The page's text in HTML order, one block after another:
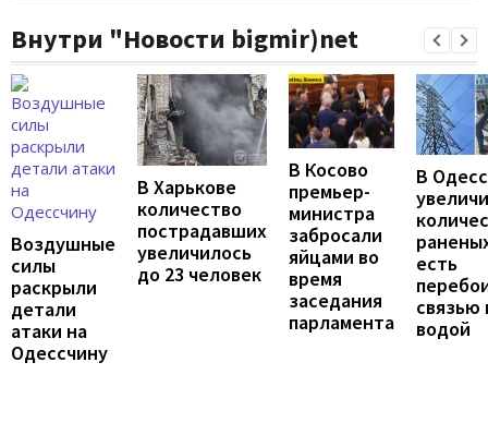
Внутри "Новости bigmir)net
Воздушные
силы
раскрыли
детали
атаки на
Одессчину
В Харькове
количество
пострадавших
увеличилось
до 23 человек
В Косово
премьер-
министра
забросали
яйцами во
время
заседания
парламента
В
есть
связью
водой